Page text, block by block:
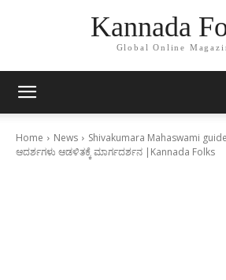
Kannada
Global Online
Home News
Shivakumara Mahaswami
ಆದರ್ಶಗಳು ಆಡಳಿತಕ್ಕೆ ಮಾರ್ಗದರ್ಶನ |Kannada Folks